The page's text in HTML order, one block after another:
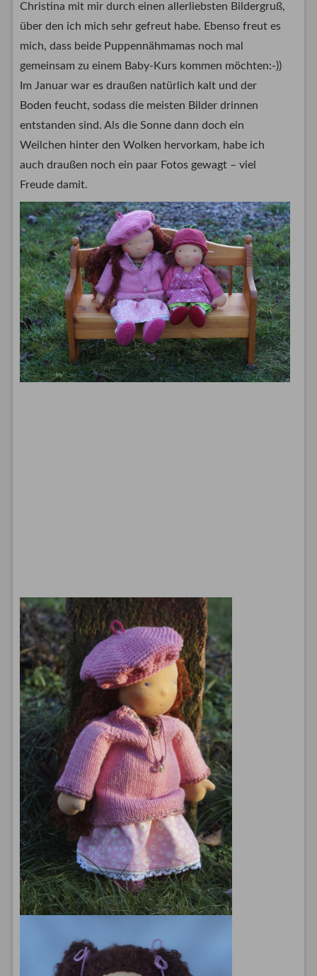
Christina mit mir durch einen allerliebsten Bildergruß,
über den ich mich sehr gefreut habe. Ebenso freut es
mich, dass beide Puppennähmamas noch mal
gemeinsam zu einem Baby-Kurs kommen möchten:-))
Im Januar war es draußen natürlich kalt und der
Boden feucht, sodass die meisten Bilder drinnen
entstanden sind. Als die Sonne dann doch ein
Weilchen hinter den Wolken hervorkam, habe ich
auch draußen noch ein paar Fotos gewagt – viel
Freude damit.